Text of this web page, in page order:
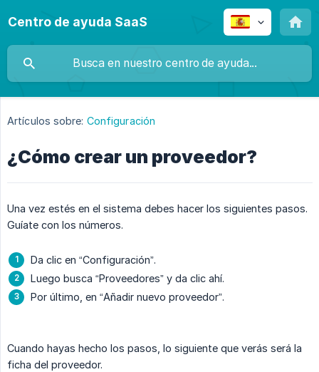
Centro de ayuda SaaS
Artículos sobre: Configuración
¿Cómo crear un proveedor?
Una vez estés en el sistema debes hacer los siguientes pasos.
Guíate con los números.
Da clic en “Configuración”.
Luego busca “Proveedores” y da clic ahí.
Por último, en “Añadir nuevo proveedor”.
Cuando hayas hecho los pasos, lo siguiente que verás será la
ficha del proveedor.